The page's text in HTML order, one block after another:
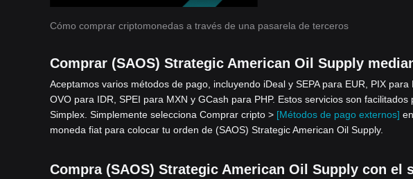
Cómo comprar criptomonedas a través de una pasarela de terceros
Comprar (SAOS) Strategic American Oil Supply
Aceptamos varios métodos de pago, incluyendo iDeal y SEPA para EUR, PIX
OVO para IDR, SPEI para MXN y GCash para PHP. Estos servicios son
Simplex. Simplemente selecciona Comprar cripto > [Métodos de pago externos]
moneda fiat para colocar tu orden de (SAOS) Strategic American Oil Supply.
Compra (SAOS) Strategic American Oil Supply con el